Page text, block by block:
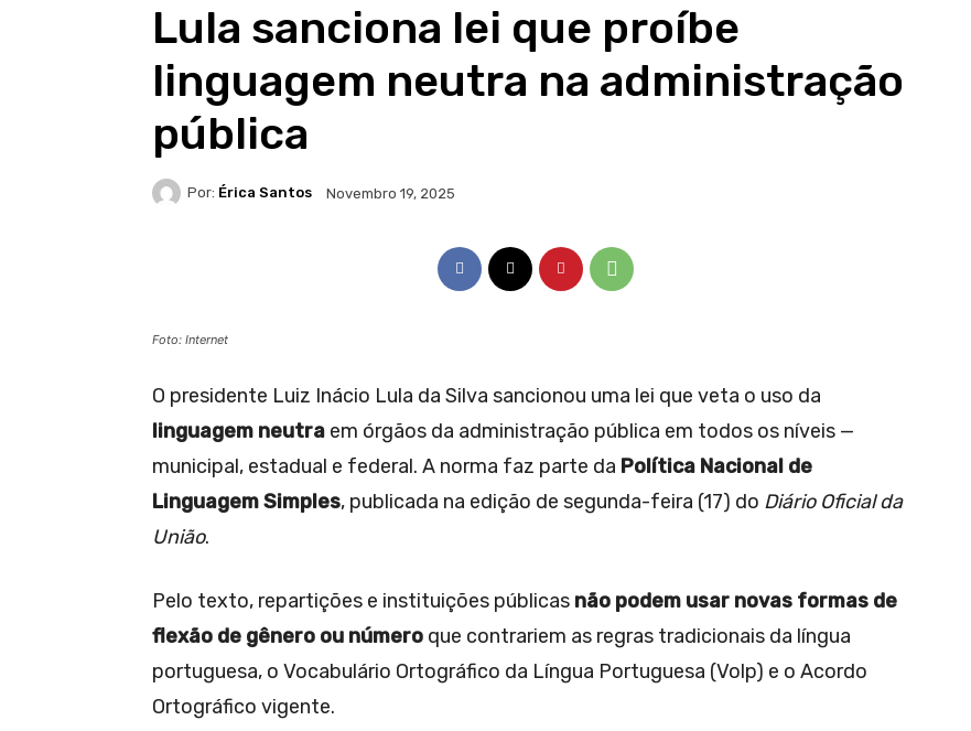
Lula sanciona lei que proíbe
linguagem neutra na administração
pública
Por: Érica Santos Novembro 19, 2025
Foto: Internet
O presidente Luiz Inácio Lula da Silva sancionou uma lei que veta o uso da
linguagem neutra em órgãos da administração pública em todos os níveis —
municipal, estadual e federal. A norma faz parte da Política Nacional de
Linguagem Simples, publicada na edição de segunda-feira (17) do Diário Oficial da
União.
Pelo texto, repartições e instituições públicas não podem usar novas formas de
flexão de gênero ou número que contrariem as regras tradicionais da língua
portuguesa, o Vocabulário Ortográfico da Língua Portuguesa (Volp) e o Acordo
Ortográfico vigente.